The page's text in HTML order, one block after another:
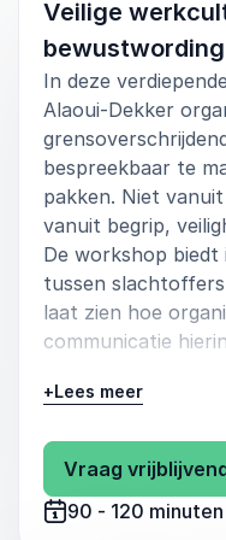
Veilige
In deze
Alaoui-Dekker
bespreekbaar te
pakken. Niet
vanuit begrip,
De workshop biedt
tussen
laat zien hoe
communicatie
Sara combineert
pilarenmethodiek.
leeromgeving
bewustwording
+Lees meer
Vraag
90 - 120 minuten